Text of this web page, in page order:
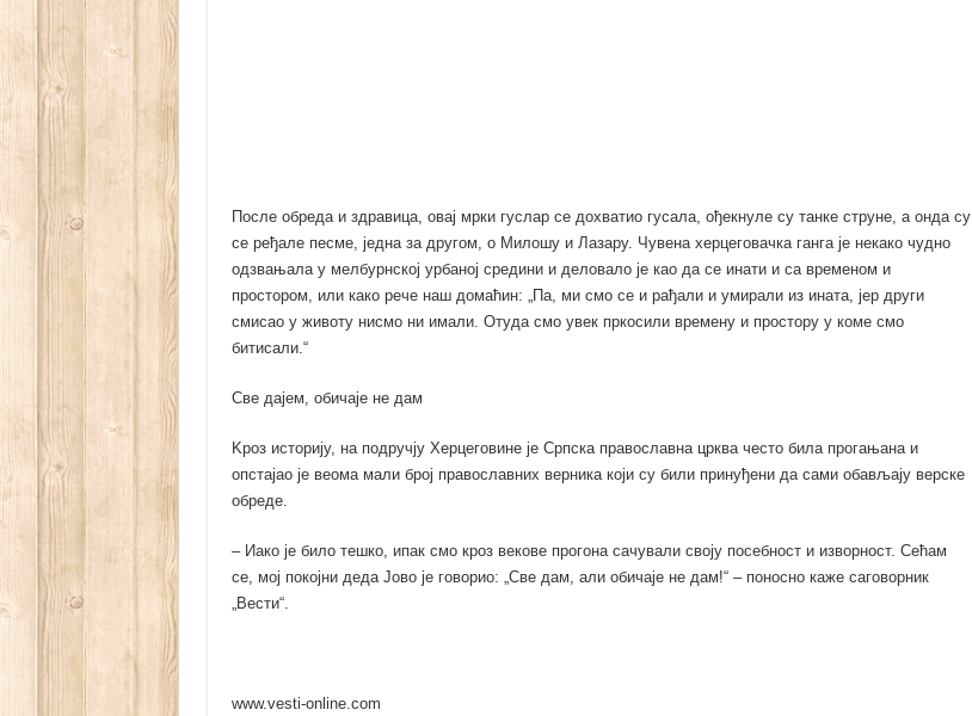
После обреда и здравица, овај мрки гуслар се дохватио гусала, ођекнуле су танке струне, а онда су
се ређале песме, једна за другом, о Милошу и Лазару. Чувена херцеговачка ганга је некако чудно
одзвањала у мелбурнској урбаној средини и деловало је као да се инати и са временом и
простором, или како рече наш домаћин: „Па, ми смо се и рађали и умирали из ината, јер други
смисао у животу нисмо ни имали. Отуда смо увек пркосили времену и простору у коме смо
битисали.“
Све дајем, обичаје не дам
Kроз историју, на подручју Херцеговине је Српска православна црква често била прогањана и
опстајао је веома мали број православних верника који су били принуђени да сами обављају верске
обреде.
– Иако је било тешко, ипак смо кроз векове прогона сачували своју посебност и изворност. Сећам
се, мој покојни деда Јово је говорио: „Све дам, али обичаје не дам!“ – поносно каже саговорник
„Вести“.
www.vesti-online.com